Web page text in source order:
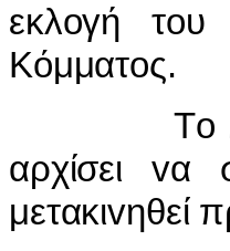
εκλoγή
Κόμματoς.
Τo ΔΗΚΟ,
αρχίσει vα
μετακιvηθεί